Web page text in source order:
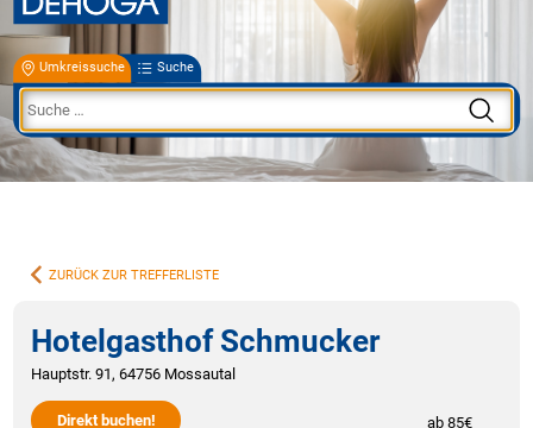
Umkreissuche Suche
ZURÜCK ZUR TREFFERLISTE
Hotelgasthof Schmucker
Hauptstr. 91, 64756 Mossautal
Direkt buchen! ab 85€